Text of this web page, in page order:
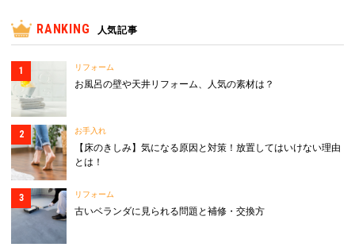
RANKING 人気記事
リフォーム
お風呂の壁や天井リフォーム、人気の素材は？
お手入れ
【床のきしみ】気になる原因と対策！放置してはいけない理由
とは！
リフォーム
古いベランダに見られる問題と補修・交換方